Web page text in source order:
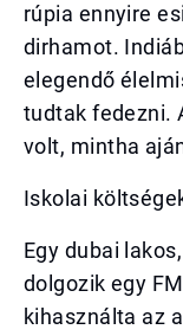
rúpia ennyire
dirhamot.
elegendő
tudtak fedezni.
volt, mintha
Iskolai
Egy dubai
dolgozik egy
kihasználta az